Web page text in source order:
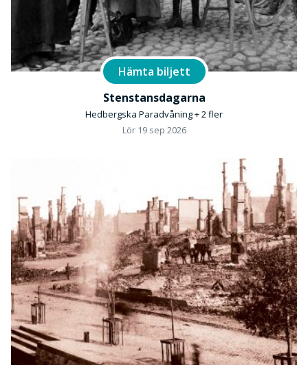
Hämta biljett
Stenstansdagarna
Hedbergska Paradvåning + 2 fler
Lör 19 sep 2026